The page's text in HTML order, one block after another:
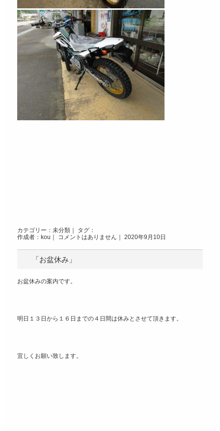
カテゴリー： 未分類 ｜ タグ：
作成者：kou｜ コメントはありません ｜ 2020年9月10日
「お盆休み」
お盆休みの案内です。
明日１３日から１６日までの４日間は休みとさせて頂きます。
宜しくお願い致します。